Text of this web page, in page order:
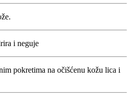
i neguje
pokretima na očišćenu kožu lica i